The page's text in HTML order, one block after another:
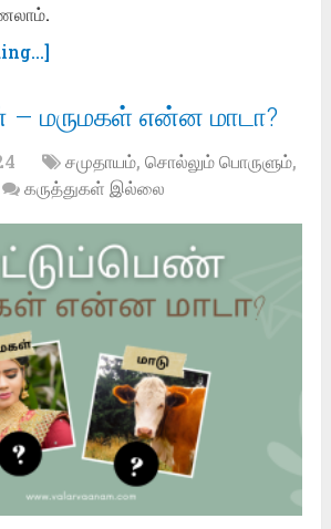
– மருமகள் என்ன மாடா?
சமுதாயம்,சொல்லும் பொருளும்,
கருத்துகள் இல்லை